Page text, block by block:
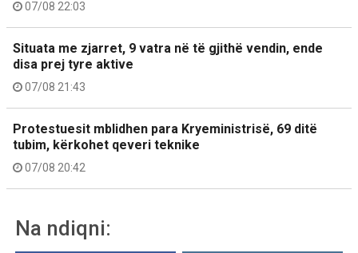
07/08 22:03
Situata me zjarret, 9 vatra në të gjithë vendin, ende
disa prej tyre aktive
07/08 21:43
Protestuesit mblidhen para Kryeministrisë, 69 ditë
tubim, kërkohet qeveri teknike
07/08 20:42
Na ndiqni: